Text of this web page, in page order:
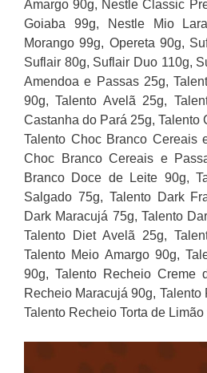
Amargo 90g, Nestle Classic
Goiaba 99g, Nestle Mio
Morango 99g, Opereta 90g,
Suflair 80g, Suflair Duo 110g,
Amendoa e Passas 25g,
90g, Talento Avelã 25g,
Castanha do Pará 25g, Talento
Talento Choc Branco Cereais
Choc Branco Cereais e
Branco Doce de Leite 90g,
Salgado 75g, Talento Dark
Dark Maracujá 75g, Talento
Talento Diet Avelã 25g,
Talento Meio Amargo 90g,
90g, Talento Recheio Creme
Recheio Maracujá 90g, Talento
Talento Recheio Torta de Limão